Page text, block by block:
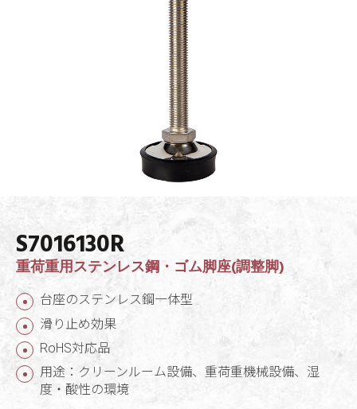
S7016130R
重荷重用ステンレス鋼・ゴム脚座(調整脚)
台座のステンレス鋼一体型
滑り止め効果
RoHS対応品
用途：クリーンルーム設備、重荷重機械設備、湿
度・酸性の環境